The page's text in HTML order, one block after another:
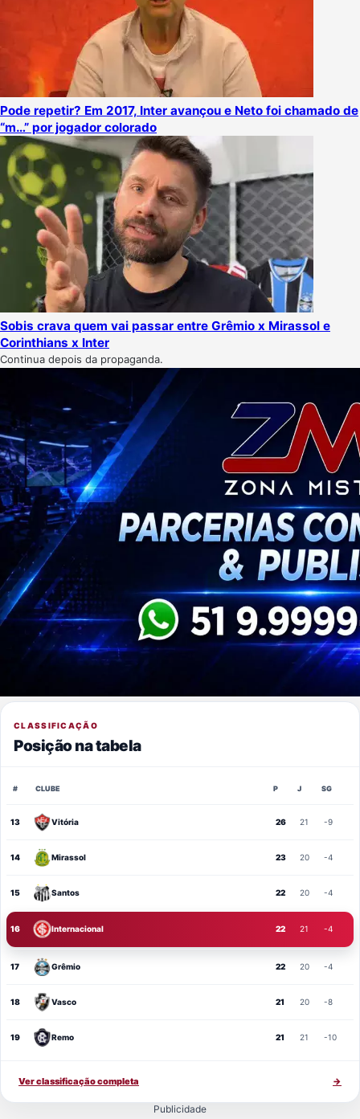
Pode repetir? Em 2017, Inter avançou e Neto foi chamado de
“m…” por jogador colorado
Sobis crava quem vai passar entre Grêmio x Mirassol e
Corinthians x Inter
Continua depois da propaganda.
CLASSIFICAÇÃO
Posição na tabela
# CLUBE P J SG
13 Vitória 26 21 -9
14 Mirassol 23 20 -4
15 Santos 22 20 -4
16 Internacional 22 21 -4
17 Grêmio 22 20 -4
18 Vasco 21 20 -8
19 Remo 21 21 -10
Ver classificação completa →
Publicidade